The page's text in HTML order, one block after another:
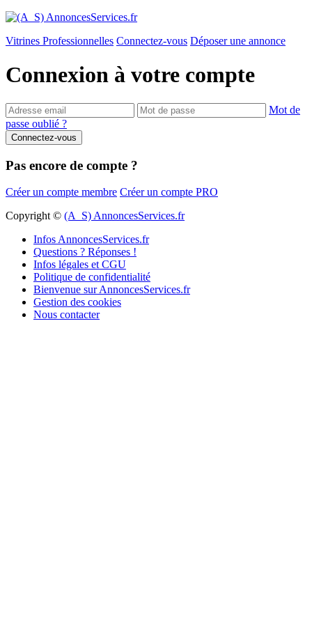
Vitrines Professionnelles Connectez-vous Déposer une annonce
Connexion à votre compte
Mot de
passe oublié ?
Pas encore de compte ?
Créer un compte membre Créer un compte PRO
Copyright © (A_S) AnnoncesServices.fr
Infos AnnoncesServices.fr
Questions ? Réponses !
Infos légales et CGU
Politique de confidentialité
Bienvenue sur AnnoncesServices.fr
Gestion des cookies
Nous contacter